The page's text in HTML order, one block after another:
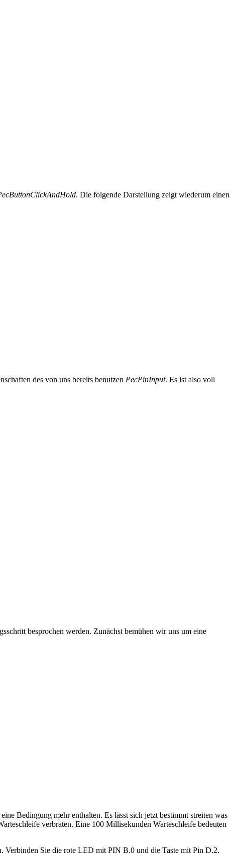
. Die folgende Darstellung zeigt wiederum einen
des von uns bereits benutzen PecPinInput. Es ist also voll
besprochen werden. Zunächst bemühen wir uns um eine
Bedingung mehr enthalten. Es lässt sich jetzt bestimmt streiten was
verbraten. Eine 100 Millisekunden Warteschleife bedeuten
Verbinden Sie die rote LED mit PIN B.0 und die Taste mit Pin D.2.